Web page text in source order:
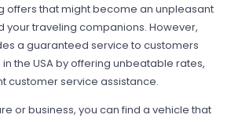
offers that might become an unpleasant
your traveling companions. However,
a guaranteed service to customers
the USA by offering unbeatable rates,
customer service assistance.
or business, you can find a vehicle that